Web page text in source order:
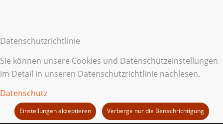
Datenschutzrichtlinie
Sie können unsere Cookies und Datenschutzeinstellungen
im Detail in unseren Datenschutzrichtlinie nachlesen.
Datenschutz
Einstellungen akzeptieren Verberge nur die Benachrichtigung